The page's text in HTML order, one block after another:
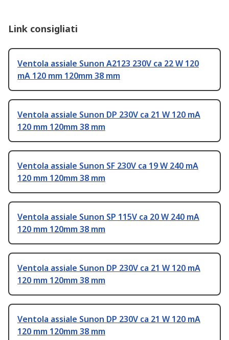
Link consigliati
Ventola assiale Sunon A2123 230V ca 22 W 120
mA 120 mm 120mm 38 mm
Ventola assiale Sunon DP 230V ca 21 W 120 mA
120 mm 120mm 38 mm
Ventola assiale Sunon SF 230V ca 19 W 240 mA
120 mm 120mm 38 mm
Ventola assiale Sunon SP 115V ca 20 W 240 mA
120 mm 120mm 38 mm
Ventola assiale Sunon DP 230V ca 21 W 120 mA
120 mm 120mm 38 mm
Ventola assiale Sunon DP 230V ca 21 W 120 mA
120 mm 120mm 38 mm